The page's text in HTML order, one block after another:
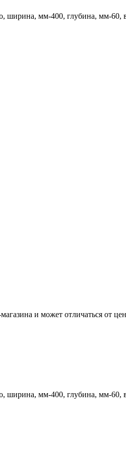
ширина, мм-400, глубина, мм-60,
и может отличаться от
ширина, мм-400, глубина, мм-60,